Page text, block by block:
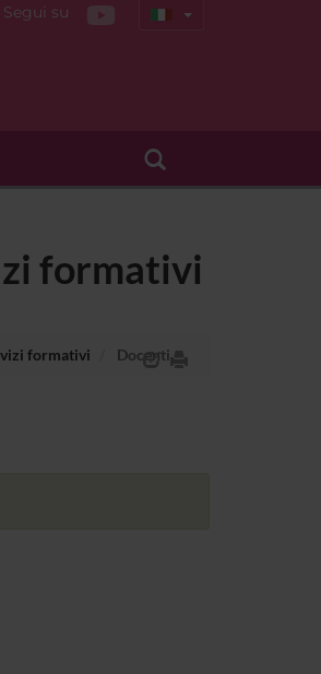
Segui su
formativi
formativi Docenti